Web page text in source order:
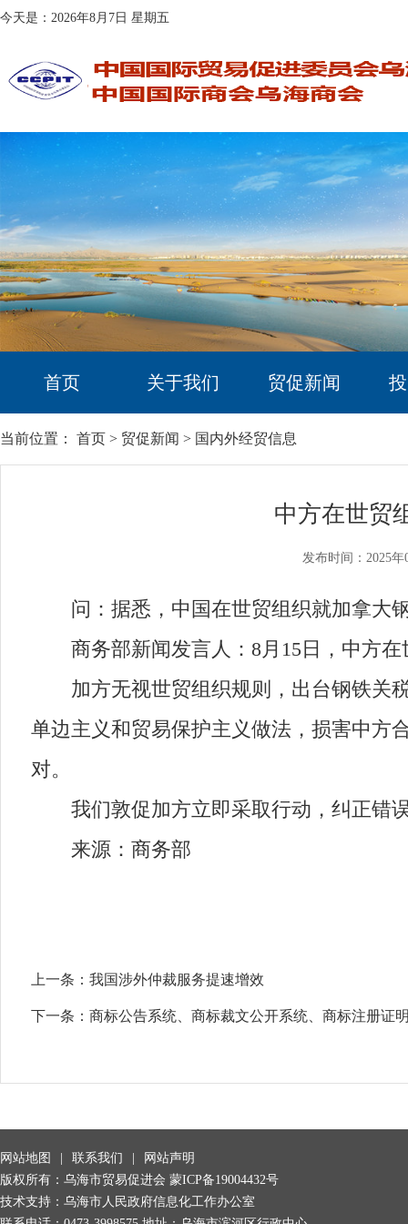
今天是：2026年8月7日 星期五
首页 关于我们 贸促新闻
当前位置： 首页 > 贸促新闻 > 国内外经贸信息
中方在世贸
发布时间：2025年
问：据悉，中国在世贸组织就加拿大钢
商务部新闻发言人：8月15日，中方在
加方无视世贸组织规则，出台钢铁关税
单边主义和贸易保护主义做法，损害中方
对。
我们敦促加方立即采取行动，纠正错误
来源：商务部
上一条： 我国涉外仲裁服务提速增效
下一条： 商标公告系统、商标裁文公开系统、商标注册证
网站地图 | 联系我们 |
网站声明
版权所有：乌海市贸易促进会 蒙ICP备19004432号
技术支持：乌海市人民政府信息化工作办公室